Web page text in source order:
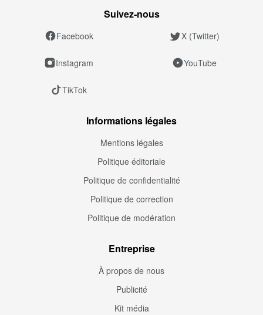
Suivez‑nous
Facebook X (Twitter)
Instagram YouTube
TikTok
Informations légales
Mentions légales
Politique éditoriale
Politique de confidentialité
Politique de correction
Politique de modération
Entreprise
À propos de nous
Publicité
Kit média